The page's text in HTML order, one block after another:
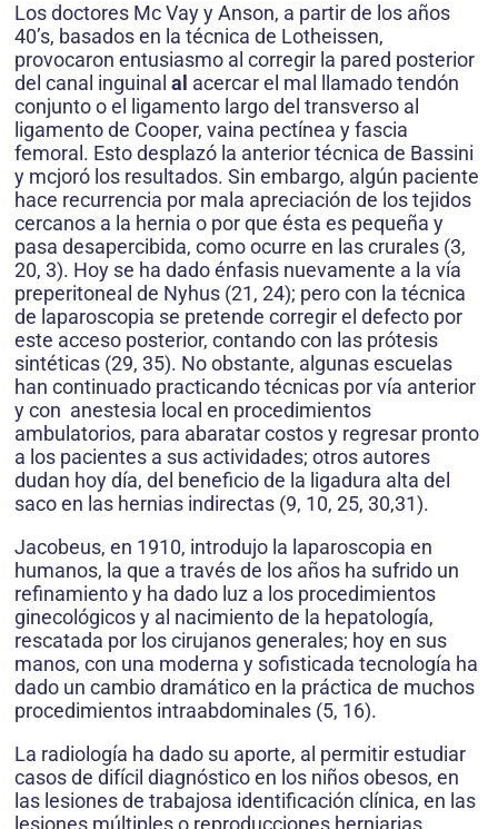
Los doctores Mc Vay y Anson, a partir de los años
40’s, basados en la técnica de Lotheissen,
provocaron entusiasmo al corregir la pared posterior
del canal inguinal al acercar el mal llamado tendón
conjunto o el ligamento largo del transverso al
ligamento de Cooper, vaina pectínea y fascia
femoral. Esto desplazó la anterior técnica de Bassini
y mcjoró los resultados. Sin embargo, algún paciente
hace recurrencia por mala apreciación de los tejidos
cercanos a la hernia o por que ésta es pequeña y
pasa desapercibida, como ocurre en las crurales (3,
20, 3). Hoy se ha dado énfasis nuevamente a la vía
preperitoneal de Nyhus (21, 24); pero con la técnica
de laparoscopia se pretende corregir el defecto por
este acceso posterior, contando con las prótesis
sintéticas (29, 35). No obstante, algunas escuelas
han continuado practicando técnicas por vía anterior
y con anestesia local en procedimientos
ambulatorios, para abaratar costos y regresar pronto
a los pacientes a sus actividades; otros autores
dudan hoy día, del beneficio de la ligadura alta del
saco en las hernias indirectas (9, 10, 25, 30,31).
Jacobeus, en 1910, introdujo la laparoscopia en
humanos, la que a través de los años ha sufrido un
refinamiento y ha dado luz a los procedimientos
ginecológicos y al nacimiento de la hepatología,
rescatada por los cirujanos generales; hoy en sus
manos, con una moderna y sofisticada tecnología ha
dado un cambio dramático en la práctica de muchos
procedimientos intraabdominales (5, 16).
La radiología ha dado su aporte, al permitir estudiar
casos de difícil diagnóstico en los niños obesos, en
las lesiones de trabajosa identificación clínica, en las
lesiones múltiples o reproducciones herniarias,